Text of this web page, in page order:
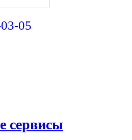
сервисы